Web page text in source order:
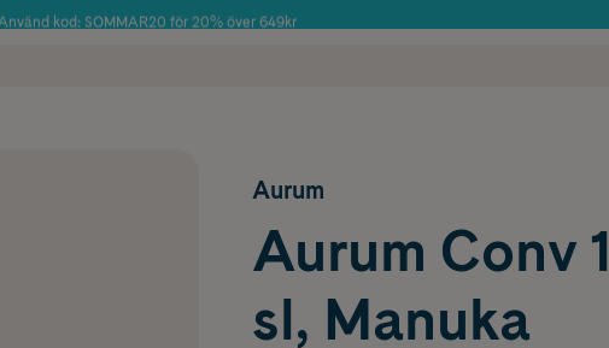
Använd kod: SOMMAR20 för 20% över 649kr
Aurum
Aurum Conv
sl, Manuka